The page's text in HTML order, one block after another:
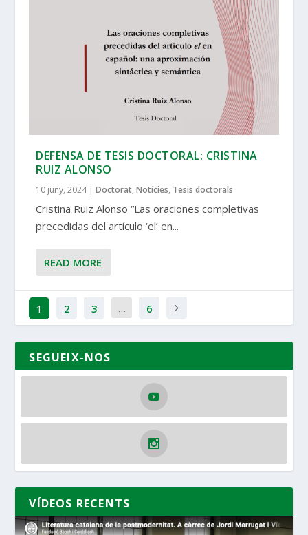
DEFENSA DE TESIS DOCTORAL: CRISTINA
RUIZ ALONSO
10 juny, 2024|Doctorat,Notícies, Tesis doctorals
Cristina Ruiz Alonso “Las oraciones completivas
precedidas del artículo ‘el’ en...
READ MORE
1 2 3 … 6
SEGUEIX-NOS
VÍDEOS RECENTS